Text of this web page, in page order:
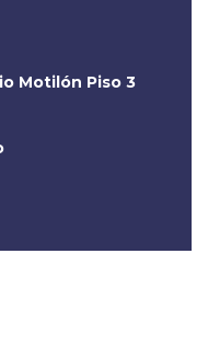
Motilón Piso 3